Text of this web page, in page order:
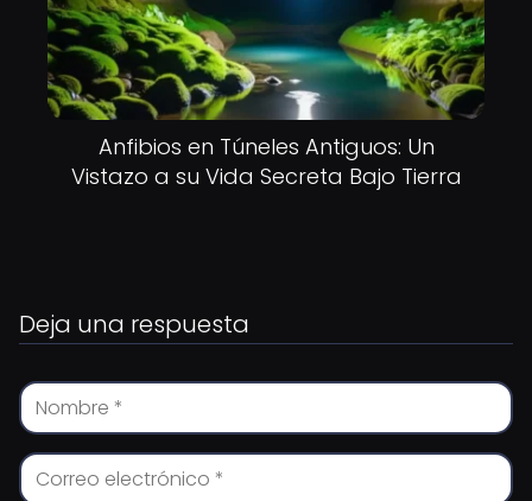
Anfibios en Túneles Antiguos: Un
Vistazo a su Vida Secreta Bajo Tierra
Deja una respuesta